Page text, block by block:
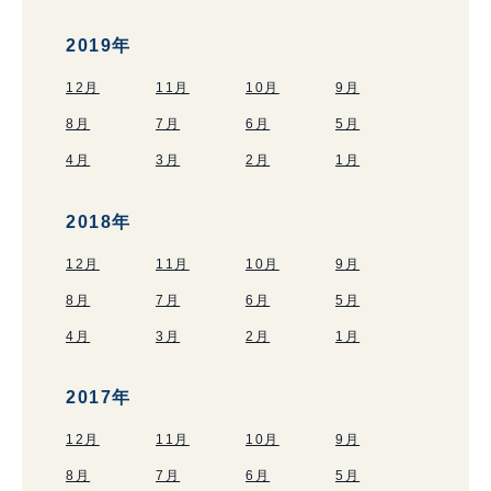
2019年
12月 11月 10月 9月
8月 7月 6月 5月
4月 3月 2月 1月
2018年
12月 11月 10月 9月
8月 7月 6月 5月
4月 3月 2月 1月
2017年
12月 11月 10月 9月
8月 7月 6月 5月